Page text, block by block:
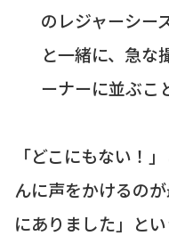
のレジャーシー
と一緒に、急な
ーナーに並ぶこ
「どこにもない！
んに声をかけるの
にありました」と